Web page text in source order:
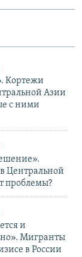
Кортежи
Азии
с ними
Центральной
проблемы?
и
Мигранты
в России